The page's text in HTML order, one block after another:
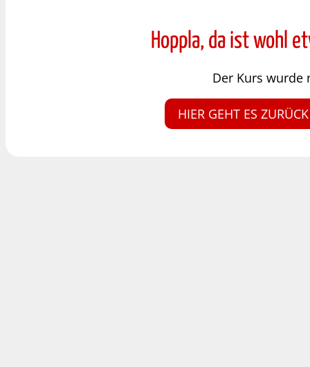
Hoppla, da ist wohl
Der Kurs wurde
HIER GEHT ES